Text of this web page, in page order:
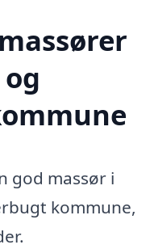
god massør i
kommune,